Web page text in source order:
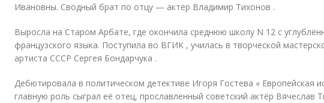
Ивановны. Сводный брат по отцу — актёр Владимир Тихонов .
Выросла на Старом Арбате, где окончила среднюю школу N 12 с
французского языка. Поступила во ВГИК , училась в творческой
артиста СССР Сергея Бондарчука .
Дебютировала в политическом детективе Игоря Гостева « Европейская
главную роль сыграл её отец, прославленный советский актёр Вячеслав